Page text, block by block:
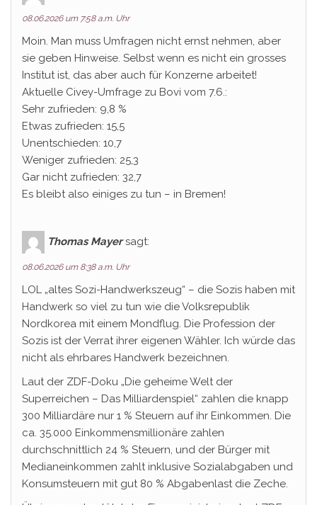
08.06.2026 um 7:58 a.m. Uhr
Moin. Man muss Umfragen nicht ernst nehmen, aber
sie geben Hinweise. Selbst wenn es nicht ein grosses
Institut ist, das aber auch für Konzerne arbeitet!
Aktuelle Civey-Umfrage zu Bovi vom 7.6.:
Sehr zufrieden: 9,8 %
Etwas zufrieden: 15,5
Unentschieden: 10,7
Weniger zufrieden: 25,3
Gar nicht zufrieden: 32,7
Es bleibt also einiges zu tun – in Bremen!
Thomas Mayer sagt:
08.06.2026 um 8:38 a.m. Uhr
LOL „altes Sozi-Handwerkszeug“ – die Sozis haben mit
Handwerk so viel zu tun wie die Volksrepublik
Nordkorea mit einem Mondflug. Die Profession der
Sozis ist der Verrat ihrer eigenen Wähler. Ich würde das
nicht als ehrbares Handwerk bezeichnen.
Laut der ZDF-Doku „Die geheime Welt der
Superreichen – Das Milliardenspiel“ zahlen die knapp
300 Milliardäre nur 1 % Steuern auf ihr Einkommen. Die
ca. 35.000 Einkommensmillionäre zahlen
durchschnittlich 24 % Steuern, und der Bürger mit
Medianeinkommen zahlt inklusive Sozialabgaben und
Konsumsteuern mit gut 80 % Abgabenlast die Zeche.